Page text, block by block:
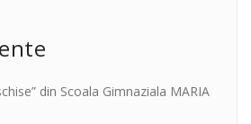
din Scoala Gimnaziala MARIA